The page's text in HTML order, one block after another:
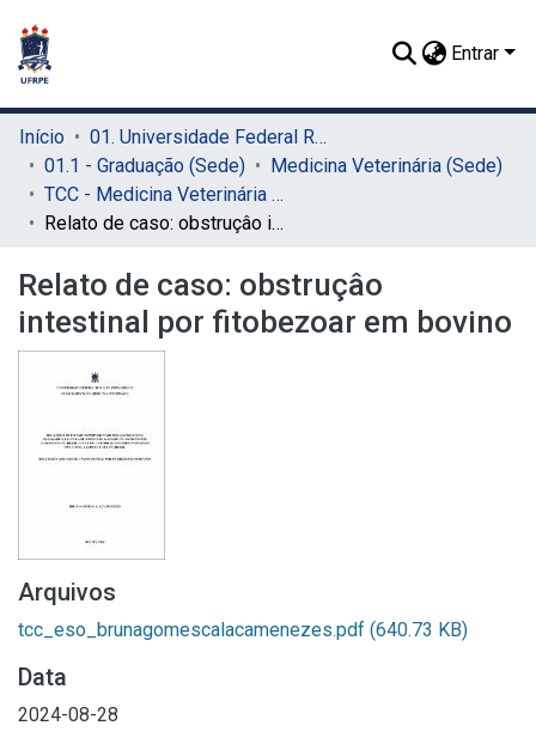
Entrar
Início
01. Universidade Federal Rural de Pernambuco - UFRPE (Sede)
01.1 - Graduação (Sede)
Medicina Veterinária (Sede)
TCC - Medicina Veterinária (Sede)
Relato de caso: obstruçâo intestinal por fitobezoar em bovino
Relato de caso: obstruçâo
intestinal por fitobezoar em bovino
Arquivos
tcc_eso_brunagomescalacamenezes.pdf (640.73 KB)
Data
2024-08-28